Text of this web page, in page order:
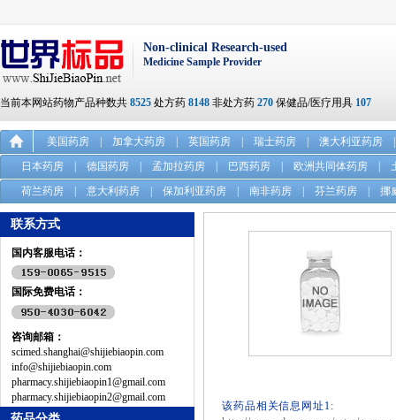
Non-clinical Research-used
Medicine Sample Provider
当前本网站药物产品种数共 8525 处方药 8148 非处方药 270 保健品/医疗用具 107
美国药房 加拿大药房 英国药房 瑞士药房 澳大利亚药房
日本药房
德国药房 孟加拉药房 巴西药房 欧洲共同体药房
荷兰药房
意大利药房 保加利亚药房 南非药房 芬兰药房 挪
联系方式
国内客服电话：
国际免费电话：
咨询邮箱：
scimed.shanghai@shijiebiaopin.com
info@shijiebiaopin.com
pharmacy.shijiebiaopin1@gmail.com
pharmacy.shijiebiaopin2@gmail.com
该药品相关信息网址1: